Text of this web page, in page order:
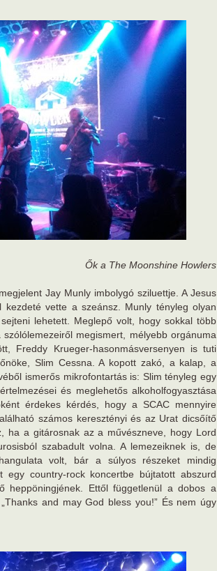
Ők a The Moonshine Howlers
Jay Munly imbolygó sziluettje. A Jesus
vette a szeánsz. Munly tényleg olyan
lehetett. Meglepő volt, hogy sokkal több
megismert, mélyebb orgánuma
Freddy Krueger-hasonmásversenyen is tuti
Slim Cessna. A kopott zakó, a kalap, a
ismerős mikrofontartás is: Slim tényleg egy
és meglehetős alkoholfogyasztása
érdekes kérdés, hogy a SCAC mennyire
számos keresztényi és az Urat dicsőítő
ha a gitárosnak az a művészneve, hogy Lord
szabadult volna. A lemezeiknek is, de
volt, bár a súlyos részeket mindig
country-rock koncertbe bújtatott abszurd
heppöningjének. Ettől függetlenül a dobos a
and may God bless you!” És nem úgy